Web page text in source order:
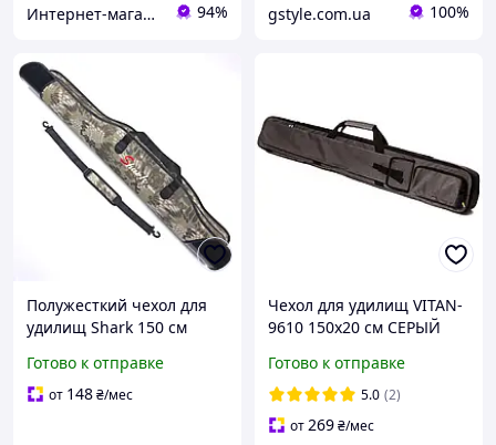
Интернет-магазин рыболовных товаров "Планета рыбака" 94% gstyle.com.ua 100%
Полужесткий чехол для
удилищ Shark 150 см
удочек
Готово к отправке
от 148₴/мес
Чехол для удилищ VITAN-
9610 150x20 см СЕРЫЙ
Готово к отправке
5.0 (2)
от269₴/мес